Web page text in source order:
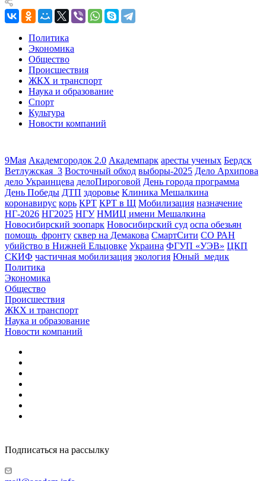
Политика
Экономика
Общество
Происшествия
ЖКХ и транспорт
Наука и образование
Спорт
Культура
Новости компаний
9Мая Академгородок 2.0 Академпарк аресты ученых Бердск
Ветлужская_3 Восточный обход выборы-2025 Дело Архипова
дело Украинцева делоПироговой День города программа
День Победы ДТП здоровье Клиника Мешалкина
коронавирус корь КРТ КРТ в Щ Мобилизация назначение
НГ-2026 НГ2025 НГУ НМИЦ имени Мешалкина
Новосибирский зоопарк Новосибирский суд оспа обезьян
помощь_фронту сквер на Демакова СмартСити СО РАН
убийство в Нижней Ельцовке Украина ФГУП «УЭВ» ЦКП
СКИФ частичная мобилизация экология Юный_медик
Политика
Экономика
Общество
Происшествия
ЖКХ и транспорт
Наука и образование
Новости компаний
Подписаться на рассылку